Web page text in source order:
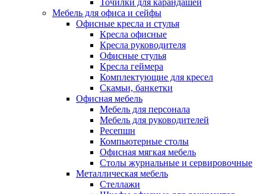
Точилки для карандашей
Мебель для офиса и сейфы
Офисные кресла и стулья
Кресла офисные
Кресла руководителя
Офисные стулья
Кресла геймера
Комплектующие для кресел
Скамьи, банкетки
Офисная мебель
Мебель для персонала
Мебель для руководителей
Ресепшн
Компьютерные столы
Офисная мягкая мебель
Столы журнальные и сервировочные
Металлическая мебель
Стеллажи